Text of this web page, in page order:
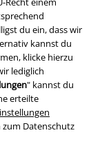
du ein, dass wir
kannst du
klicke hierzu
lediglich
" kannst du
erteilte
Datenschutz